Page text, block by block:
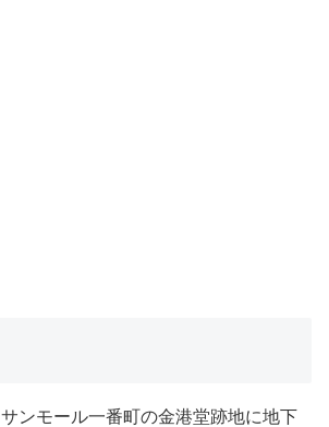
サンモール一番町の金港堂跡地に地下